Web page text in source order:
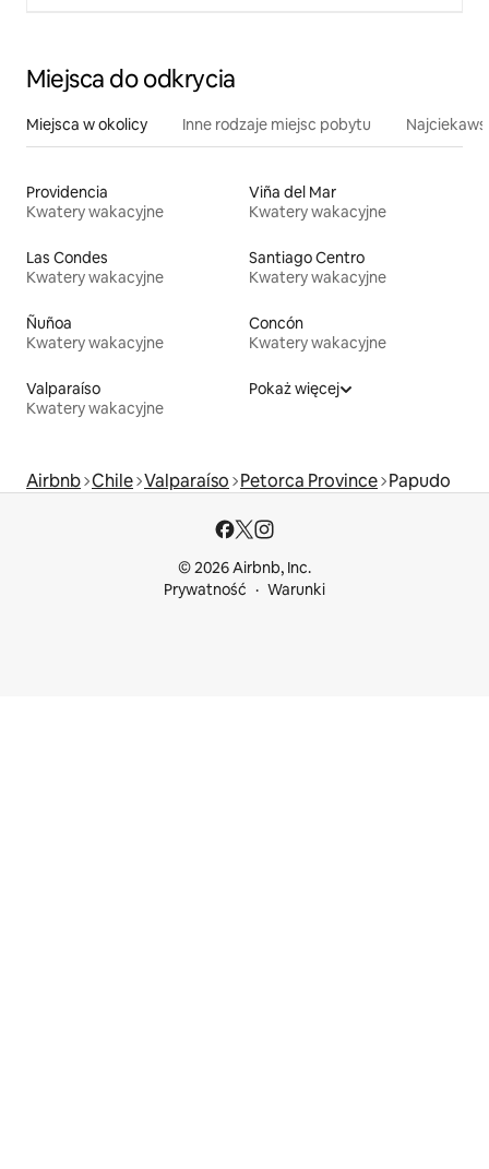
Miejsca do odkrycia
Miejsca w okolicy Inne rodzaje miejsc pobytu
Providencia
Kwatery wakacyjne
Viña del Mar
Kwatery wakacyjne
Las Condes
Kwatery wakacyjne
Santiago Centro
Kwatery wakacyjne
Ñuñoa
Kwatery wakacyjne
Concón
Kwatery wakacyjne
Valparaíso
Kwatery wakacyjne
Pokaż więcej
Airbnb Chile Valparaíso Petorca Province Papudo
© 2026 Airbnb, Inc.
Prywatność
Warunki